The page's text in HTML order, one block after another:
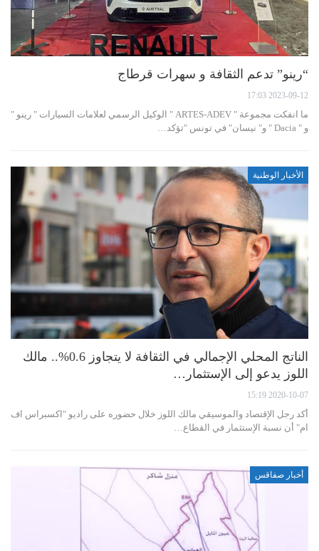
“رينو” تدعم الثقافة و سهرات قرطاج
2023-09-12 17:03
ما انفكت مجموعة " ARTES-ADEV " الوكيل الرسمي لعلامات السيارات " رينو "
و " Dacia " و" نيسان" في تونس "تؤكد…
الأخبار الوطنية
الناتج المحلي الإجمالي في الثقافة لا يتجاوز 0.6%.. مالك
اللوز يدعو إلى الإستثمار…
2020-10-07 15:19
أكد رجل الإقتصاد والموسيقي مالك اللوز خلال حضوره على راديو "اكسبراس اف
ام" أن نسبة الإستثمار في القطاع…
أخبار صفاقس